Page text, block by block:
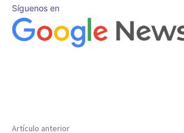
Síguenos en
Artículo anterior